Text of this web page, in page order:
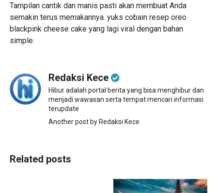
Tampilan cantik dan manis pasti akan membuat Anda
semakin terus memakannya. yuks cobain resep oreo
blackpink cheese cake yang lagi viral dengan bahan
simple.
Redaksi Kece
Hibur adalah portal berita yang bisa menghibur dan
menjadi wawasan serta tempat mencari informasi
terupdate
Another post by Redaksi Kece
Related posts